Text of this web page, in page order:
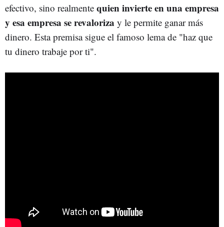
efectivo, sino realmente quien invierte en una empresa
y esa empresa se revaloriza y le permite ganar más
dinero. Esta premisa sigue el famoso lema de "haz que
tu dinero trabaje por ti".